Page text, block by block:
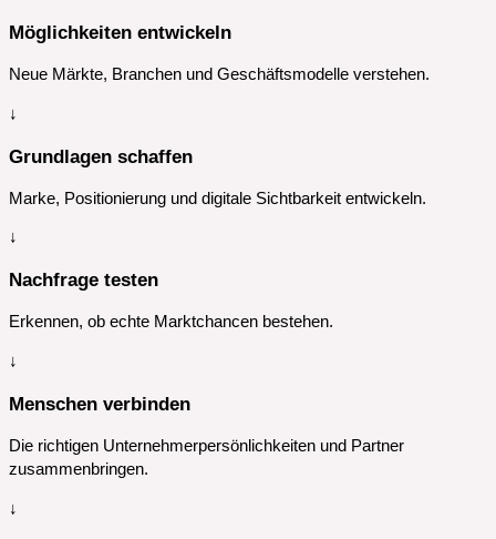
Möglichkeiten entwickeln
Neue Märkte, Branchen und Geschäftsmodelle verstehen.
↓
Grundlagen schaffen
Marke, Positionierung und digitale Sichtbarkeit entwickeln.
↓
Nachfrage testen
Erkennen, ob echte Marktchancen bestehen.
↓
Menschen verbinden
Die richtigen Unternehmerpersönlichkeiten und Partner
zusammenbringen.
↓